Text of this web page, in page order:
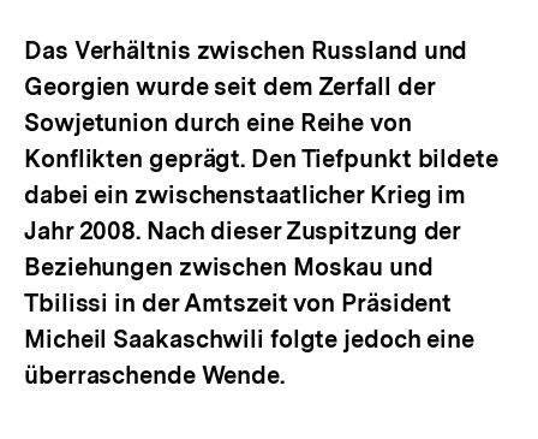
Das Verhältnis zwischen Russland und
Georgien wurde seit dem Zerfall der
Sowjetunion durch eine Reihe von
Konflikten geprägt. Den Tiefpunkt bildete
dabei ein zwischenstaatlicher Krieg im
Jahr 2008. Nach dieser Zuspitzung der
Beziehungen zwischen Moskau und
Tbilissi in der Amtszeit von Präsident
Micheil Saakaschwili folgte jedoch eine
überraschende Wende.